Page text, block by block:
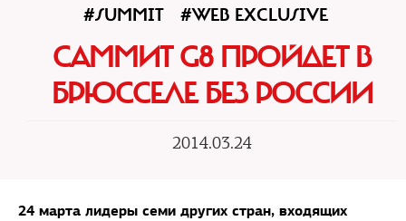
#SUMMIT #WEB EXCLUSIVE
САММИТ G8 ПРОЙДЕТ В
БРЮССЕЛЕ БЕЗ РОССИИ
2014.03.24
24 марта лидеры семи других стран, входящих